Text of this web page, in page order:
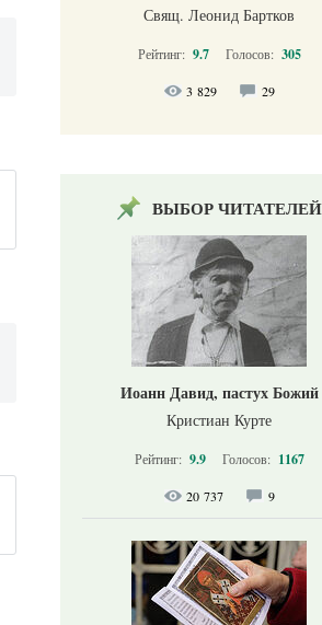
Свящ. Леонид Бартков
Рейтинг: 9.7 Голосов: 305
3 829 29
ВЫБОР ЧИТАТЕЛЕЙ
Иоанн Давид, пастух Божий
Кристиан Курте
Рейтинг: 9.9 Голосов: 1167
20 737 9